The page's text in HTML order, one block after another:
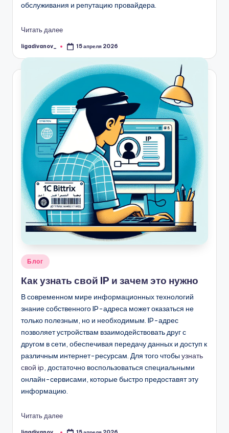
обслуживания и репутацию провайдера.
Читать далее
Запись
ligadivanov_ 15 апреля 2026
Опубликовано
Блог
Как узнать свой IP и зачем это нужно
В современном мире информационных технологий
знание собственного IP-адреса может оказаться не
только полезным, но и необходимым. IP-адрес
позволяет устройствам взаимодействовать друг с
другом в сети, обеспечивая передачу данных и доступ к
различным интернет-ресурсам. Для того чтобыузнать
свой ip, достаточно воспользоваться специальными
онлайн-сервисами, которые быстро предоставят эту
информацию.
Читать далее